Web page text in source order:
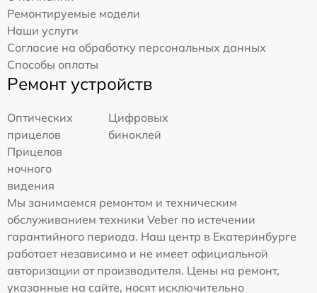
Ремонтируемые модели
Наши услуги
Согласие на обработку персональных данных
Способы оплаты
Ремонт устройств
Оптических
прицелов
Цифровых
биноклей
Прицелов
ночного
видения
Мы занимаемся ремонтом и техническим
обслуживанием техники Veber по истечении
гарантийного периода. Наш центр в Екатеринбурге
работает независимо и не имеет официальной
авторизации от производителя. Цены на ремонт,
указанные на сайте, носят исключительно